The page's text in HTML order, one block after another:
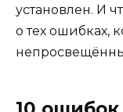
установлен. И
о тех ошибках,